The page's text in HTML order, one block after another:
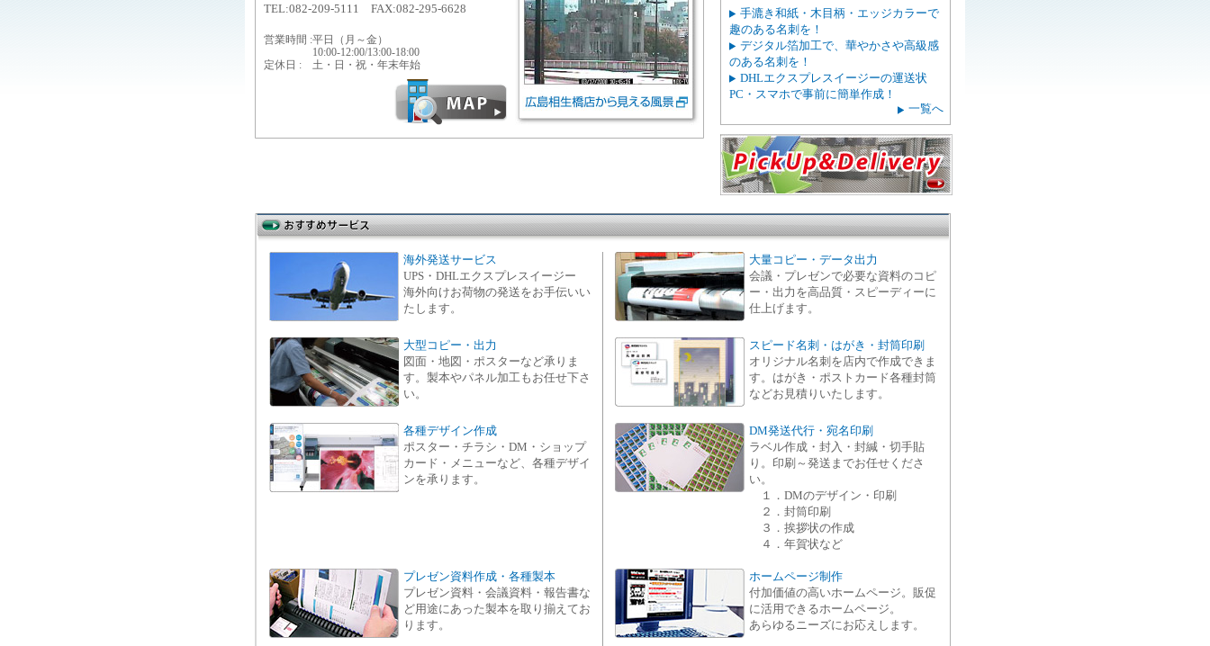
TEL:082-209-5111 FAX:082-295-6628
営業時間 :平日（月～金）
10:00-12:00/13:00-18:00
定休日 :
土・日・祝・年末年始
手漉き和紙・木目柄・エッジカラーで
趣のある名刺を！
デジタル箔加工で、華やかさや高級感
のある名刺を！
DHLエクスプレスイージーの運送状
PC・スマホで事前に簡単作成！
一覧へ
海外発送サービス
UPS・DHLエクスプレスイージー
海外向けお荷物の発送をお手伝いい
たします。
大量コピー・データ出力
会議・プレゼンで必要な資料のコピ
ー・出力を高品質・スピーディーに
仕上げます。
大型コピー・出力
図面・地図・ポスターなど承りま
す。製本やパネル加工もお任せ下さ
い。
スピード名刺・はがき・封筒印刷
オリジナル名刺を店内で作成できま
す。はがき・ポストカード各種封筒
などお見積りいたします。
各種デザイン作成
ポスター・チラシ・DM・ショップ
カード・メニューなど、各種デザイ
ンを承ります。
DM発送代行・宛名印刷
ラベル作成・封入・封緘・切手貼
り。印刷～発送までお任せくださ
い。
１．DMのデザイン・印刷
２．封筒印刷
３．挨拶状の作成
４．年賀状など
プレゼン資料作成・各種製本
プレゼン資料・会議資料・報告書な
ど用途にあった製本を取り揃えてお
ります。
ホームページ制作
付加価値の高いホームページ。販促
に活用できるホームページ。
あらゆるニーズにお応えします。